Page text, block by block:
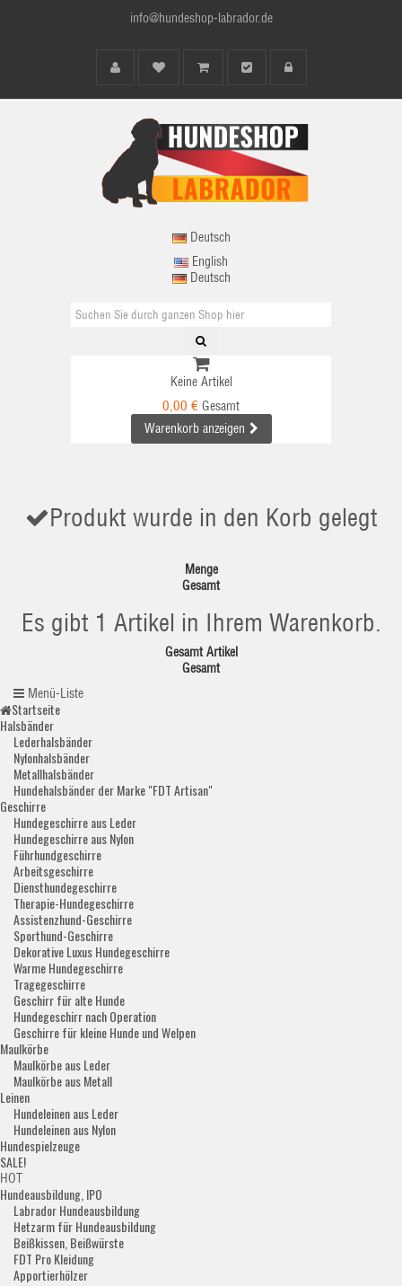
info@hundeshop-labrador.de
Deutsch
English
Deutsch
Keine Artikel
0,00 € Gesamt
Warenkorb anzeigen
Produkt wurde in den Korb gelegt
Menge
Gesamt
Es gibt 1 Artikel in Ihrem Warenkorb.
Gesamt Artikel
Gesamt
Menü-Liste
Startseite
Halsbänder
Lederhalsbänder
Nylonhalsbänder
Metallhalsbänder
Hundehalsbänder der Marke "FDT Artisan"
Geschirre
Hundegeschirre aus Leder
Hundegeschirre aus Nylon
Führhundgeschirre
Arbeitsgeschirre
Diensthundegeschirre
Therapie-Hundegeschirre
Assistenzhund-Geschirre
Sporthund-Geschirre
Dekorative Luxus Hundegeschirre
Warme Hundegeschirre
Tragegeschirre
Geschirr für alte Hunde
Hundegeschirr nach Operation
Geschirre für kleine Hunde und Welpen
Maulkörbe
Maulkörbe aus Leder
Maulkörbe aus Metall
Leinen
Hundeleinen aus Leder
Hundeleinen aus Nylon
Hundespielzeuge
SALE!
HOT
Hundeausbildung, IPO
Labrador Hundeausbildung
Hetzarm für Hundeausbildung
Beißkissen, Beißwürste
FDT Pro Kleidung
Apportierhölzer